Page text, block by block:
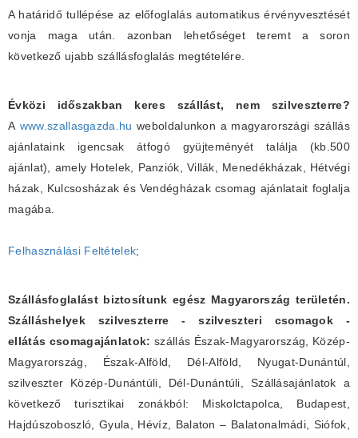
A határidő tullépése az előfoglalás automatikus érvényvesztését
vonja maga után. azonban lehetőséget teremt a soron
következő ujabb szállásfoglalás megtételére.
Évközi időszakban keres szállást, nem szilveszterre?
A www.szallasgazda.hu weboldalunkon a magyarországi szállás
ajánlataink igencsak átfogó gyüjteményét találja (kb.500
ajánlat), amely Hotelek, Panziók, Villák, Menedékházak, Hétvégi
házak, Kulcsosházak és Vendégházak csomag ajánlatait foglalja
magába.
Felhasználási Feltételek;
Szállásfoglalást biztosítunk egész Magyarország területén.
Szálláshelyek szilveszterre - szilveszteri csomagok -
ellátás csomagajánlatok: szállás Észak-Magyarország, Közép-
Magyarország, Észak-Alföld, Dél-Alföld, Nyugat-Dunántúl,
szilveszter Közép-Dunántúli, Dél-Dunántúli, Szállásajánlatok a
következő turisztikai zonákból: Miskolctapolca, Budapest,
Hajdúszoboszló, Gyula, Hévíz, Balaton – Balatonalmádi, Siófok,